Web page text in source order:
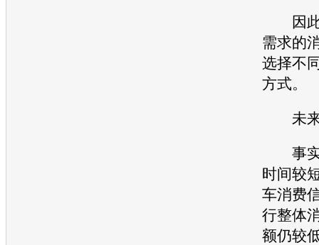
因此
需求的
选择不
方式。
未来
事实
时间较
车消费
行整体
额仍较